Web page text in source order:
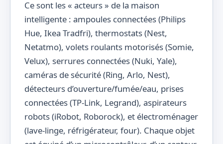
Ce sont les « acteurs » de la maison
intelligente : ampoules connectées (Philips
Hue, Ikea Tradfri), thermostats (Nest,
Netatmo), volets roulants motorisés (Somie,
Velux), serrures connectées (Nuki, Yale),
caméras de sécurité (Ring, Arlo, Nest),
détecteurs d’ouverture/fumée/eau, prises
connectées (TP-Link, Legrand), aspirateurs
robots (iRobot, Roborock), et électroménager
(lave-linge, réfrigérateur, four). Chaque objet